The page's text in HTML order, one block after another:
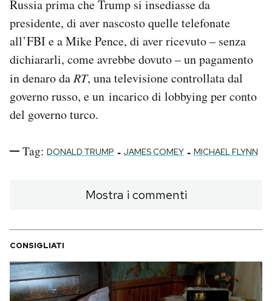
Russia prima che Trump si insediasse da
presidente, di aver nascosto quelle telefonate
all’FBI e a Mike Pence, di aver ricevuto – senza
dichiararli, come avrebbe dovuto – un pagamento
in denaro daRT, una televisione controllata dal
governo russo, e un incarico di lobbying per conto
del governo turco.
Tag: DONALD TRUMP - JAMES COMEY - MICHAEL FLYNN
Mostra i commenti
CONSIGLIATI